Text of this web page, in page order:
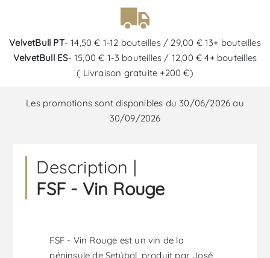
VelvetBull PT- 14,50 € 1-12 bouteilles / 29,00 € 13+ bouteilles
VelvetBull ES- 15,00 € 1-3 bouteilles / 12,00 € 4+ bouteilles
( Livraison gratuite +200 €)
Les promotions sont disponibles du 30/06/2026 au
30/09/2026
Description |
FSF - Vin Rouge
FSF - Vin Rouge est un vin de la
péninsule de Setúbal, produit par José